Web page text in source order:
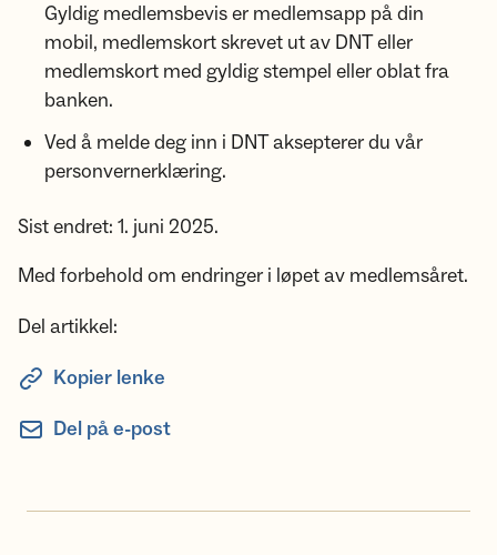
Gyldig medlemsbevis er medlemsapp på din
mobil, medlemskort skrevet ut av DNT eller
medlemskort med gyldig stempel eller oblat fra
banken.
Ved å melde deg inn i DNT aksepterer du vår
personvernerklæring.
Sist endret: 1. juni 2025.
Med forbehold om endringer i løpet av medlemsåret.
Del artikkel:
Kopier lenke
Del på e-post